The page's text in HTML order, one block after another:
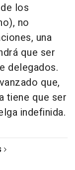
los
no
una
que ser
delegados.
que,
tiene que ser
indefinida.